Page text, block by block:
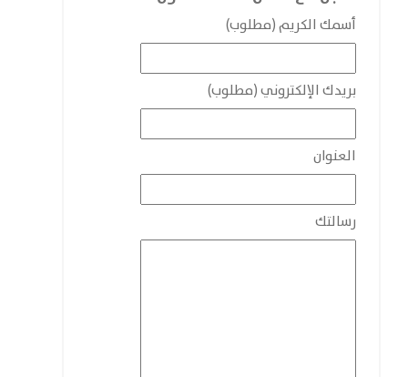
أسمك الكريم (مطلوب)
بريدك الإلكتروني (مطلوب)
العنوان
رسالتك